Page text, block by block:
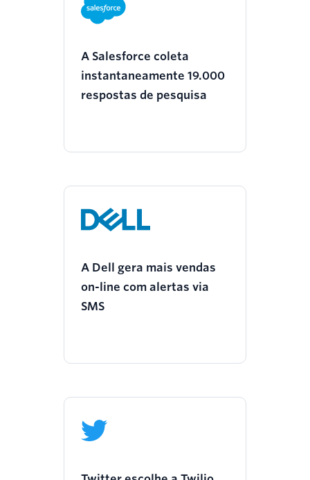
A Salesforce coleta
instantaneamente 19.000
respostas de pesquisa
A Dell gera mais vendas
on-line com alertas via
SMS